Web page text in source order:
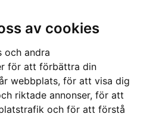
av cookies
och andra
för att förbättra din
webbplats, för att visa dig
riktade annonser, för att
och för att förstå
Lastgaller & Avdelare› Travall TailGate 12 -